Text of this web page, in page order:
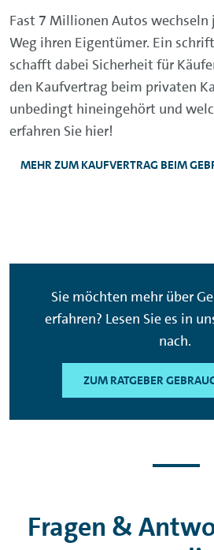
Fast 7 Millionen Autos
Weg ihren Eigentümer. Ein
schafft dabei Sicherheit für
den Kaufvertrag beim privaten
unbedingt hineingehört und
erfahren Sie hier!
MEHR ZUM KAUFVERTRAG BEIM
Sie möchten mehr über
erfahren? Lesen Sie es in
nach.
ZUM RATGEBER
Fragen &